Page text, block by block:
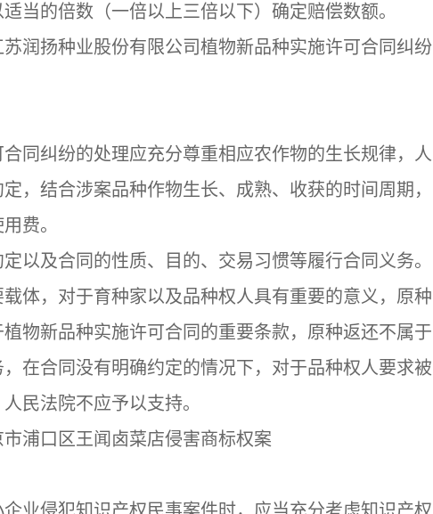
当的倍数（一倍以上三倍以下）确定赔偿数额。
扬种业股份有限公司植物新品种实施许可合同纠纷
纠纷的处理应充分尊重相应农作物的生长规律，人
，结合涉案品种作物生长、成熟、收获的时间周期，
费。
及合同的性质、目的、交易习惯等履行合同义务。
体，对于育种家以及品种权人具有重要的意义，原种
物新品种实施许可合同的重要条款，原种返还不属于
在合同没有明确约定的情况下，对于品种权人要求被
民法院不应予以支持。
口区王闻卤菜店侵害商标权案